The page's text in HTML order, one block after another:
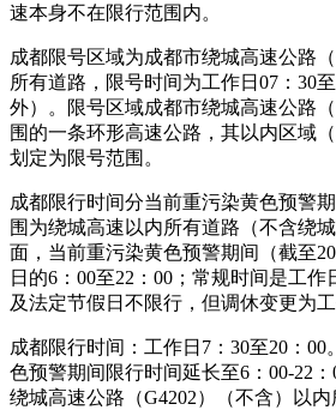
速本身不在限行范围内。
成都限号区域为成都市绕城高速公路
所有道路，限号时间为工作日07：30
外）。限号区域成都市绕城高速公路
围的一条环形高速公路，其以内区域
划定为限号范围。
成都限行时间分当前重污染黄色预警
围为绕城高速以内所有道路（不含绕
面，当前重污染黄色预警期间（截至
日的6：00至22：00；常规时间是工作
及法定节假日不限行，但调休变更为
成都限行时间：工作日7：30至20：
色预警期间限行时间延长至6：00-22
绕城高速公路（G4202）（不含）以内